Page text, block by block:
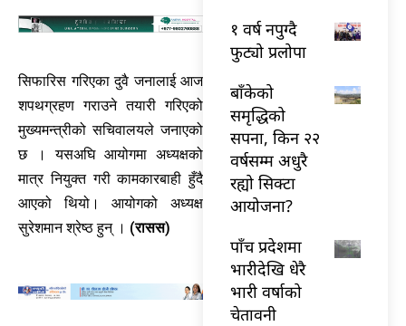
सिफारिस गरिएका दुवै जनालाई आज
शपथग्रहण गराउने तयारी गरिएको
मुख्यमन्त्रीको सचिवालयले जनाएको
छ । यसअघि आयोगमा अध्यक्षको
मात्र नियुक्त गरी कामकारबाही हुँदै
आएको थियो। आयोगको अध्यक्ष
सुरेशमान श्रेष्ठ हुन् । (रासस)
१ वर्ष नपुग्दै
फुट्यो प्रलोपा
बाँकेको
समृद्धिको
सपना, किन २२
वर्षसम्म अधुरै
रह्यो सिक्टा
आयोजना?
पाँच प्रदेशमा
भारीदेखि धेरै
भारी वर्षाको
चेतावनी